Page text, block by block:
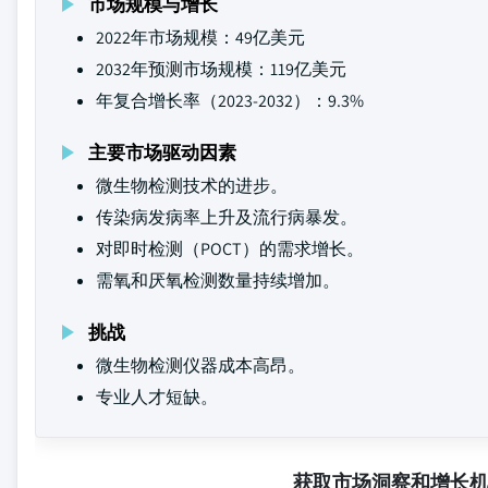
2022年市场规模：49亿美元
2032年预测市场规模：119亿美元
年复合增长率（2023-2032）：9.3%
主要市场驱动因素
微生物检测技术的进步。
传染病发病率上升及流行病暴发。
对即时检测（POCT）的需求增长。
需氧和厌氧检测数量持续增加。
挑战
微生物检测仪器成本高昂。
专业人才短缺。
获取市场洞察和增长